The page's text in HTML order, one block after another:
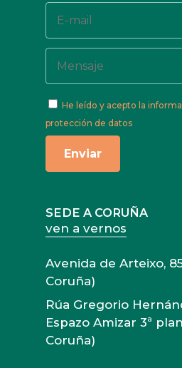
He leído y acepto la
protección de datos
SEDE A CORUÑA
ven a vernos
Avenida de Arteixo, 85
Coruña)
Rúa Gregorio
Espazo Amizar 3ª
Coruña)